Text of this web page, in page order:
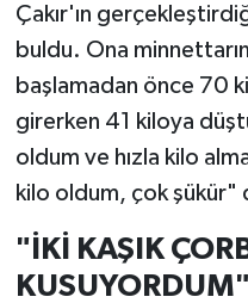
Çakır'ın
buldu. Ona
başlamadan önce 70
girerken 41 kiloya
oldum ve hızla kilo
kilo oldum, çok şükür"
"İKİ KAŞIK
KUSUYORDUM"